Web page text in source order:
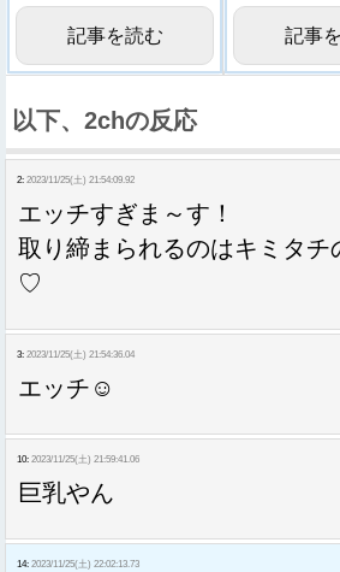
記事を読む
ｗｗｗ
記事
以下、2chの反応
2: 2023/11/25(土) 21:54:09.92
エッチすぎま～す！
取り締まられるのはキミタチ
♡
3: 2023/11/25(土) 21:54:36.04
エッチ☺
10: 2023/11/25(土) 21:59:41.06
巨乳やん
14: 2023/11/25(土) 22:02:13.73